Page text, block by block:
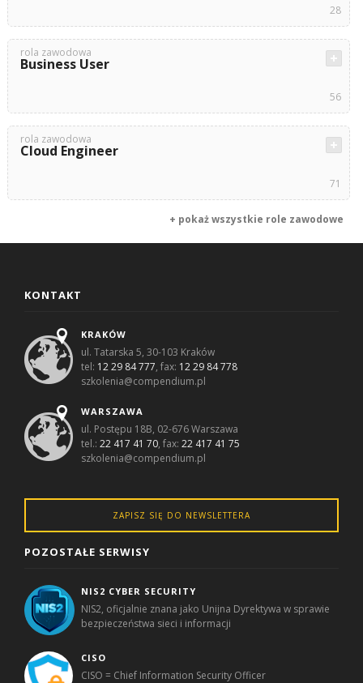
28
rola zawodowa
Business User
56
rola zawodowa
Cloud Engineer
71
+ pokaż wszystkie role zawodowe
KONTAKT
KRAKÓW
ul. Tatarska 5, 30-103 Kraków
tel: 12 29 84 777, fax: 12 29 84 778
szkolenia@compendium.pl
WARSZAWA
ul. Postępu 18B, 02-676 Warszawa
tel.:22 417 41 70, fax:22 417 41 75
szkolenia@compendium.pl
ZAPISZ SIĘ DO NEWSLETTERA
POZOSTAŁE SERWISY
NIS2 CYBER SECURITY
NIS2, oficjalnie znana jako Unijna Dyrektywa w sprawie
bezpieczeństwa sieci i informacji
CISO
CISO = Chief Information Security Officer